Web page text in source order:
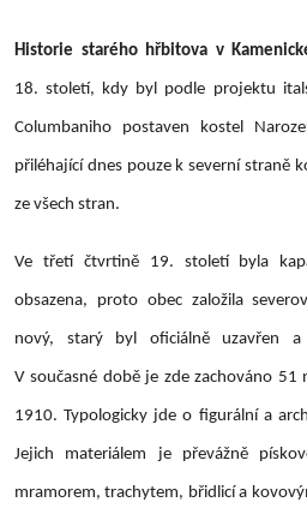
Historie starého hřbitova v
18. století, kdy byl podle projektu
Columbaniho postaven kostel
přiléhající dnes pouze k severní straně
ze všech stran.
Ve třetí čtvrtině 19. století byla
obsazena, proto obec založila
nový, starý byl oficiálně uzavřen
V současné době je zde zachováno
1910. Typologicky jde o figurální a
Jejich materiálem je převážně
mramorem, trachytem, břidlicí a